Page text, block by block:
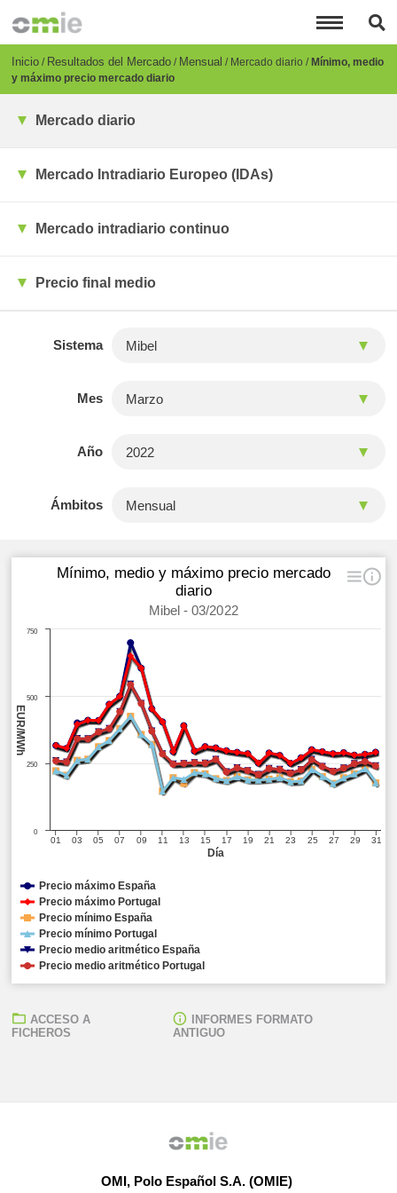
principal
Breadcrumb
Inicio Resultados del Mercado Mensual Mercado diario Mínimo, medio
y máximo precio mercado diario
Mercado diario
Mercado Intradiario Europeo (IDAs)
Mercado intradiario continuo
Precio final medio
Sistema
Mes
Año
Ámbitos
Día
EUR/MWh
Mínimo, medio y máximo precio mercado
diario
Mibel - 03/2022
01 03 05 07 09 11 13 15 17 19 21 23 25 27 29 31
0
500
250
750
Precio máximo España
Precio máximo Portugal
Precio mínimo España
Precio mínimo Portugal
Precio medio aritmético España
Precio medio aritmético Portugal
ACCESO A
FICHEROS
INFORMES FORMATO
ANTIGUO
OMI, Polo Español S.A. (OMIE)